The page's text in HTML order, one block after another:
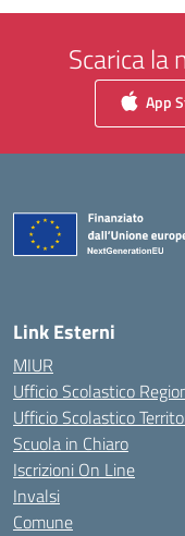
Scarica la
App
Link Esterni
MIUR
Ufficio Scolastico
Ufficio Scolastico
Scuola in Chiaro
Iscrizioni On Line
Invalsi
Comune